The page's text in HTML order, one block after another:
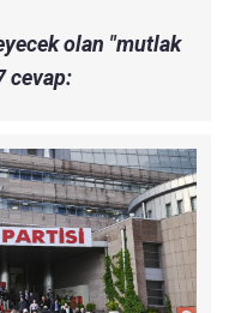
olan "mutlak
cevap: